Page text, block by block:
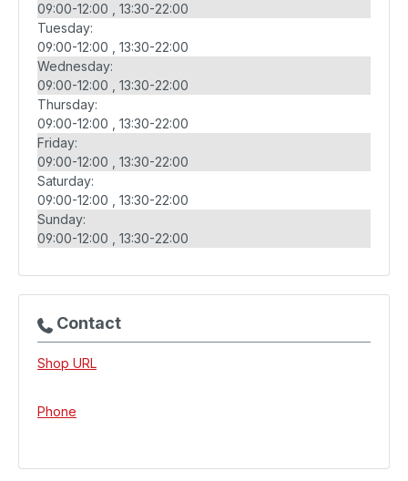
09:00-12:00
13:30-22:00
Tuesday:
09:00-12:00
13:30-22:00
Wednesday:
09:00-12:00
13:30-22:00
Thursday:
09:00-12:00
13:30-22:00
Friday:
09:00-12:00
13:30-22:00
Saturday:
09:00-12:00
13:30-22:00
Sunday:
09:00-12:00
13:30-22:00
Contact
Shop URL
Phone